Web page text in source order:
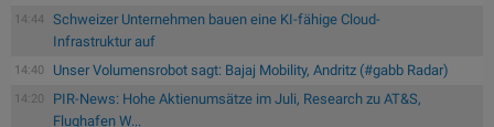
14:44
Schweizer Unternehmen bauen eine KI-fähige Cloud-
Infrastruktur auf
14:40 Unser Volumensrobot sagt: Bajaj Mobility, Andritz (#gabb Radar)
14:20
PIR-News: Hohe Aktienumsätze im Juli, Research zu AT&S,
Flughafen W...